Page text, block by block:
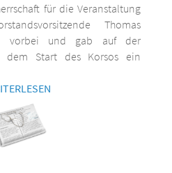
für die Veranstaltung
Thomas
vorbei und gab auf der
dem Start des Korsos ein